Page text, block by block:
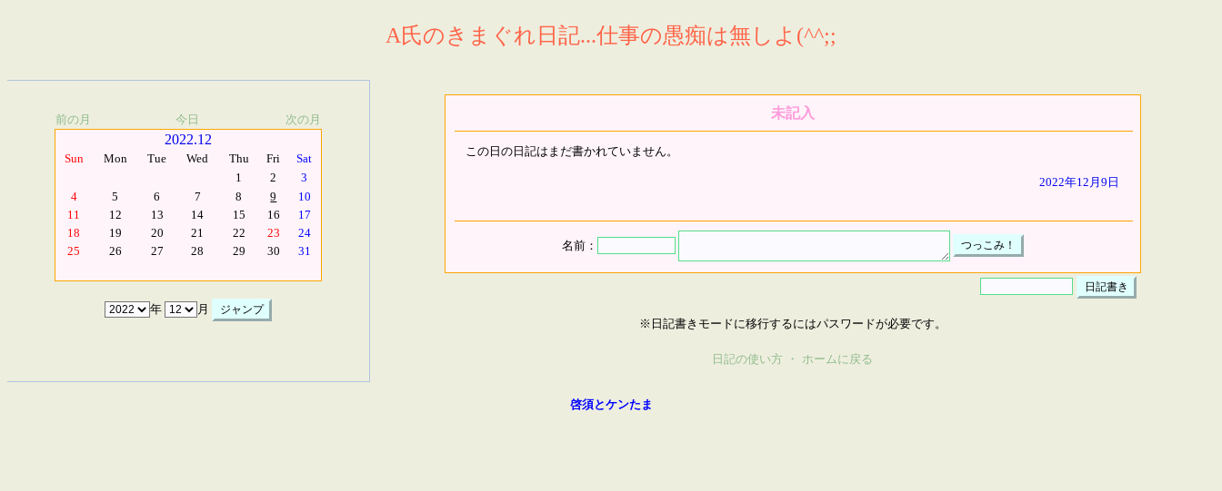
A氏のきまぐれ日記...仕事の愚痴は無しよ(^^;;
前の月 今日 次の月
2022.12
Sun Mon Tue Wed Thu Fri
Sat
1
2
3
4
5 6 7 8 9
10
11
12 13 14 15 16
17
18
19 20 21 22 23
24
25
26 27 28 29 30 31
年 月
未記入
この日の日記はまだ書かれていません。
2022年12月9日
名前：
※日記書きモードに移行するにはパスワードが必要です。
日記の使い方 ・ ホームに戻る
啓須とケンたま